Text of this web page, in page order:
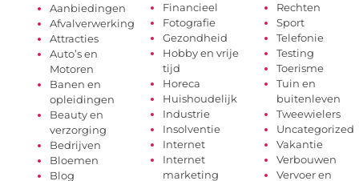
Aanbiedingen
Afvalverwerking
Attracties
Auto’s en
Motoren
Banen en
opleidingen
Beauty en
verzorging
Bedrijven
Bloemen
Blog
Financieel
Fotografie
Gezondheid
Hobby en vrije
tijd
Horeca
Huishoudelijk
Industrie
Insolventie
Internet
Internet
marketing
Rechten
Sport
Telefonie
Testing
Toerisme
Tuin en
buitenleven
Tweewielers
Uncategorized
Vakantie
Verbouwen
Vervoer en